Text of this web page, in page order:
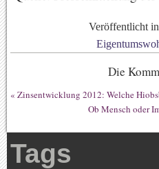
Veröffentlicht in
Die
« Zinsentwicklung 2012: Welche
Ob Mensch oder
Tags